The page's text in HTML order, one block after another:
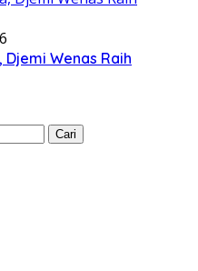
Wenas Raih